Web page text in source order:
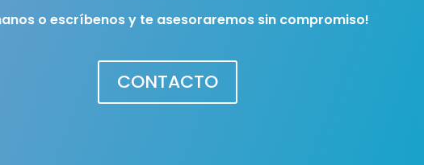
o escríbenos y te asesoraremos sin compromiso!
CONTACTO